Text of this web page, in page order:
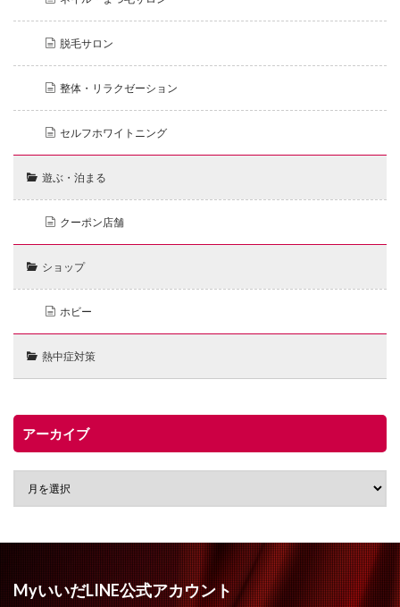
脱毛サロン
整体・リラクゼーション
セルフホワイトニング
遊ぶ・泊まる
クーポン店舗
ショップ
ホビー
熱中症対策
アーカイブ
MyいいだLINE公式アカウント